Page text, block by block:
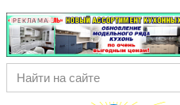
РЕКЛАМА